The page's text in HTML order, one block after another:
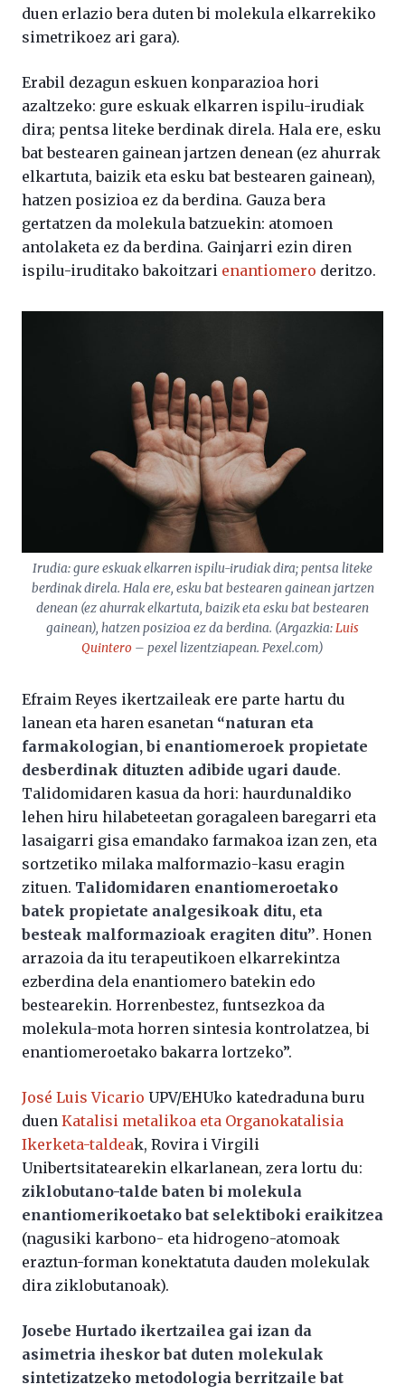
duen erlazio bera duten bi molekula elkarrekiko
simetrikoez ari gara).
Erabil dezagun eskuen konparazioa hori
azaltzeko: gure eskuak elkarren ispilu-irudiak
dira; pentsa liteke berdinak direla. Hala ere, esku
bat bestearen gainean jartzen denean (ez ahurrak
elkartuta, baizik eta esku bat bestearen gainean),
hatzen posizioa ez da berdina. Gauza bera
gertatzen da molekula batzuekin: atomoen
antolaketa ez da berdina. Gainjarri ezin diren
ispilu-iruditako bakoitzari enantiomero deritzo.
Irudia: gure eskuak elkarren ispilu-irudiak dira; pentsa liteke
berdinak direla. Hala ere, esku bat bestearen gainean jartzen
denean (ez ahurrak elkartuta, baizik eta esku bat bestearen
gainean), hatzen posizioa ez da berdina. (Argazkia:Luis
Quintero – pexel lizentziapean. Pexel.com)
Efraim Reyes ikertzaileak ere parte hartu du
lanean eta haren esanetan “naturan eta
farmakologian, bi enantiomeroek propietate
desberdinak dituzten adibide ugari daude.
Talidomidaren kasua da hori: haurdunaldiko
lehen hiru hilabeteetan goragaleen baregarri eta
lasaigarri gisa emandako farmakoa izan zen, eta
sortzetiko milaka malformazio-kasu eragin
zituen. Talidomidaren enantiomeroetako
batek propietate analgesikoak ditu, eta
besteak malformazioak eragiten ditu”. Honen
arrazoia da itu terapeutikoen elkarrekintza
ezberdina dela enantiomero batekin edo
bestearekin. Horrenbestez, funtsezkoa da
molekula-mota horren sintesia kontrolatzea, bi
enantiomeroetako bakarra lortzeko”.
José Luis Vicario UPV/EHUko katedraduna buru
duen Katalisi metalikoa eta Organokatalisia
Ikerketa-taldeak, Rovira i Virgili
Unibertsitatearekin elkarlanean, zera lortu du:
ziklobutano-talde baten bi molekula
enantiomerikoetako bat selektiboki eraikitzea
(nagusiki karbono- eta hidrogeno-atomoak
eraztun-forman konektatuta dauden molekulak
dira ziklobutanoak).
Josebe Hurtado ikertzailea gai izan da
asimetria iheskor bat duten molekulak
sintetizatzeko metodologia berritzaile bat